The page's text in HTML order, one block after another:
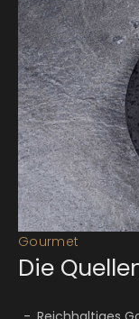
Die
Gourmet